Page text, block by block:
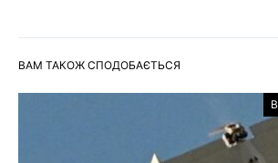
ВАМ ТАКОЖ СПОДОБАЄТЬСЯ